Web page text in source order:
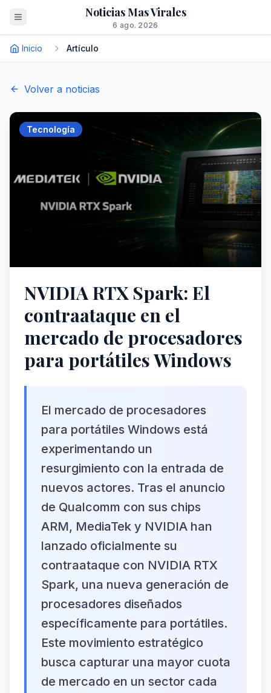
Noticias Mas Virales
6 ago. 2026
Inicio Artículo
Volver a noticias
Tecnología
NVIDIA RTX Spark: El
contraataque en el
mercado de procesadores
para portátiles Windows
El mercado de procesadores
para portátiles Windows está
experimentando un
resurgimiento con la entrada de
nuevos actores. Tras el anuncio
de Qualcomm con sus chips
ARM, MediaTek y NVIDIA han
lanzado oficialmente su
contraataque con NVIDIA RTX
Spark, una nueva generación de
procesadores diseñados
específicamente para portátiles.
Este movimiento estratégico
busca capturar una mayor cuota
de mercado en un sector cada